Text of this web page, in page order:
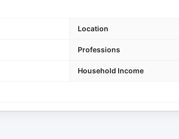
Location
Professions
Household Income